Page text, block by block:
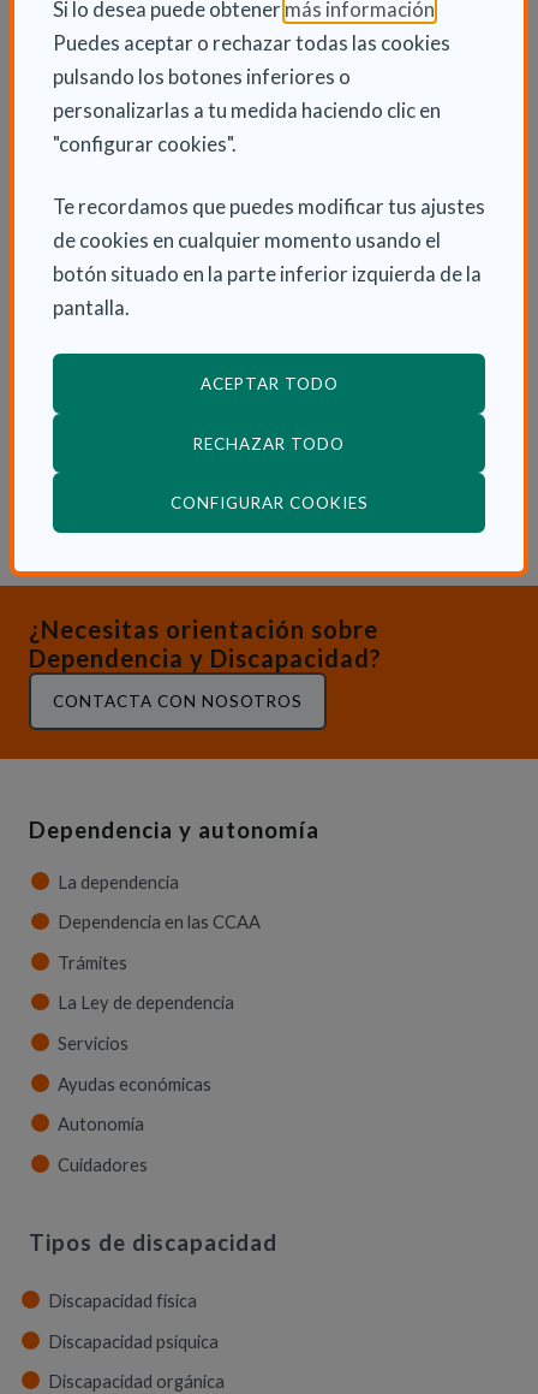
Si lo desea puede obtener más información
Puedes aceptar o rechazar todas las cookies
pulsando los botones inferiores o
personalizarlas a tu medida haciendo clic en
"configurar cookies".
Te recordamos que puedes modificar tus ajustes
de cookies en cualquier momento usando el
botón situado en la parte inferior izquierda de la
pantalla.
ACEPTAR TODO
RECHAZAR TODO
CONFIGURAR COOKIES
INFORMACIÓN ADICIONAL
Lun 11 Julio 2022
ENLACES RELACIONADOS
900 102 180 Acompañamiento Telefónico
Consulta otras Noticias de Actualidad
¿Necesitas orientación sobre
Dependencia y Discapacidad?
CONTACTA CON NOSOTROS
Dependencia y autonomía
La dependencia
Dependencia en las CCAA
Trámites
La Ley de dependencia
Servicios
Ayudas económicas
Autonomía
Cuidadores
Tipos de discapacidad
Discapacidad física
Discapacidad psíquica
Discapacidad orgánica